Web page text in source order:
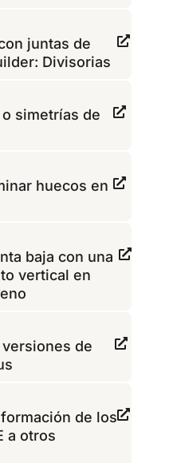
juntas de
Divisorias
simetrías de
huecos en
baja con una
vertical en
de
de los
a otros